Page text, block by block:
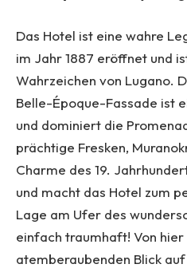
Das Hotel ist eine wahre
im Jahr 1887 eröffnet und
Wahrzeichen von Lugano.
Belle-Époque-Fassade ist
und dominiert die
prächtige Fresken,
Charme des 19.
und macht das Hotel zum
Lage am Ufer des
einfach traumhaft! Von hier
atemberaubenden Blick